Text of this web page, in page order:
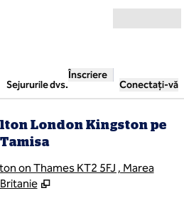
Sejururile dvs.
Înscriere
Conectați-vă
London Kingston pe
Tamisa
on Thames KT2 5FJ , Marea
Britanie